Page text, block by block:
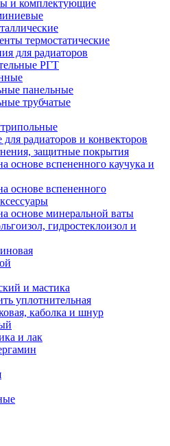
и комплектующие
термостатические
для радиаторов
РГТ
панельные
трубчатые
радиаторов и конвекторов
защитные покрытия
основе вспененного каучука и
основе вспененного
основе минеральной ваты
гидростеклоизол и
и мастика
уплотнительная
каболка и шнур
и лак